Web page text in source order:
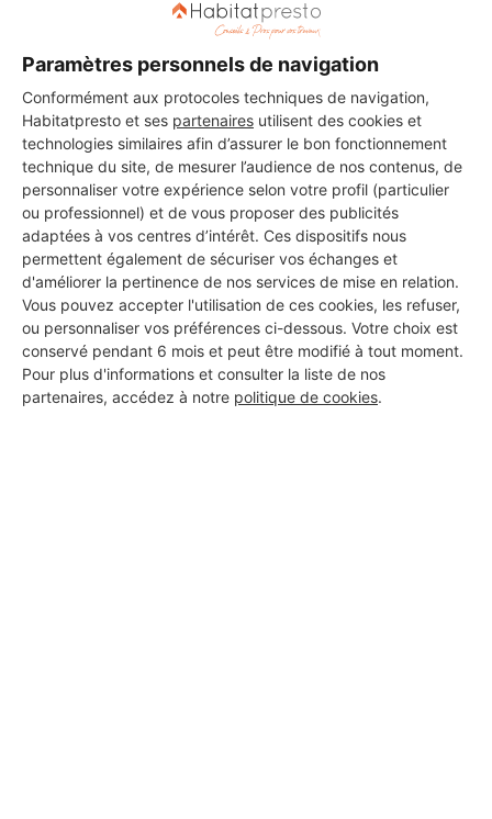
Paramètres personnels de navigation
Conformément aux protocoles techniques de navigation,
Habitatpresto et ses partenaires utilisent des cookies et
technologies similaires afin d’assurer le bon fonctionnement
technique du site, de mesurer l’audience de nos contenus, de
personnaliser votre expérience selon votre profil (particulier
ou professionnel) et de vous proposer des publicités
adaptées à vos centres d’intérêt. Ces dispositifs nous
permettent également de sécuriser vos échanges et
d'améliorer la pertinence de nos services de mise en relation.
Vous pouvez accepter l'utilisation de ces cookies, les refuser,
ou personnaliser vos préférences ci-dessous. Votre choix est
conservé pendant 6 mois et peut être modifié à tout moment.
Pour plus d'informations et consulter la liste de nos
partenaires, accédez à notre politique de cookies.
PAS LE TEMPS DE
CHERCHER ?
Vous souhaitez réaliser des travaux et ne savez quel professionnel
choisir ? Demandez des devis travauxauprès de notre réseau de 5 000
professionnels partout en France.
DEMANDER UN DEVIS